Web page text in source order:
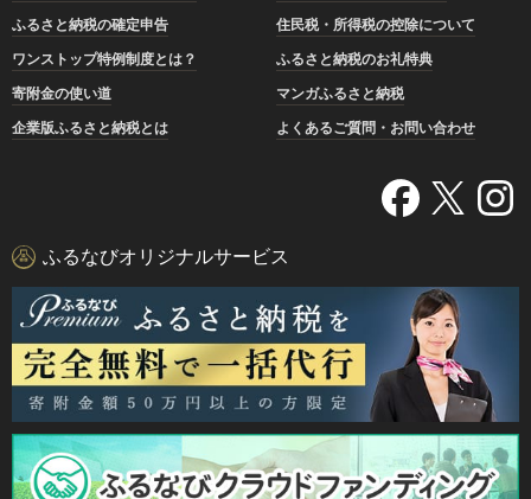
ふるさと納税の確定申告
住民税・所得税の控除について
ワンストップ特例制度とは？
ふるさと納税のお礼特典
寄附金の使い道
マンガふるさと納税
企業版ふるさと納税とは
よくあるご質問・お問い合わせ
ふるなびオリジナルサービス